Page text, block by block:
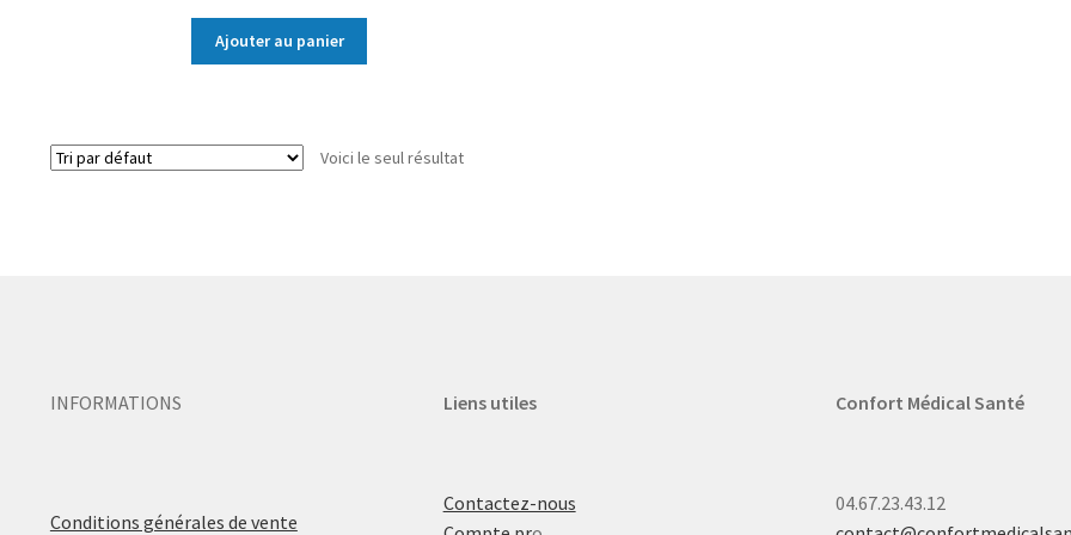
Ajouter au panier
Voici le seul résultat
INFORMATIONS
Conditions générales de vente
Liens utiles
Contactez-nous
Confort Médical Santé
04.67.23.43.12